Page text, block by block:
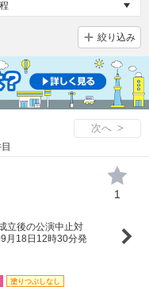
絞り込み
次へ >
立後の公演中止対
月18日12時30分発
塗りつぶしなし
1